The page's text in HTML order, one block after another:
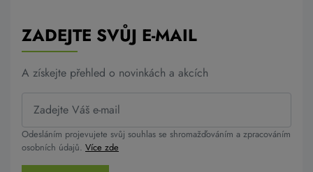
ZADEJTE SVŮJ E-MAIL
A získejte přehled o novinkách a akcích
Odesláním projevujete svůj souhlas se shromažďováním a zpracováním
osobních údajů. Více zde